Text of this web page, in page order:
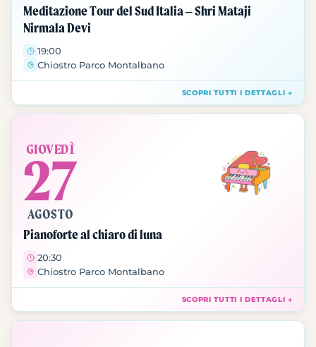
Meditazione Tour del Sud Italia – Shri Mataji
Nirmala Devi
19:00
Chiostro Parco Montalbano
SCOPRI TUTTI I DETTAGLI →
GIOVEDÌ
27
AGOSTO
Pianoforte al chiaro di luna
20:30
Chiostro Parco Montalbano
SCOPRI TUTTI I DETTAGLI →